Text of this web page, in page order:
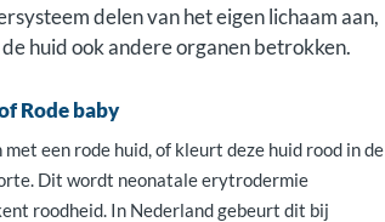
delen van het eigen lichaam aan,
huid ook andere organen betrokken.
Rode baby
een rode huid, of kleurt deze huid rood in de
Dit wordt neonatale erytrodermie
roodheid. In Nederland gebeurt dit bij